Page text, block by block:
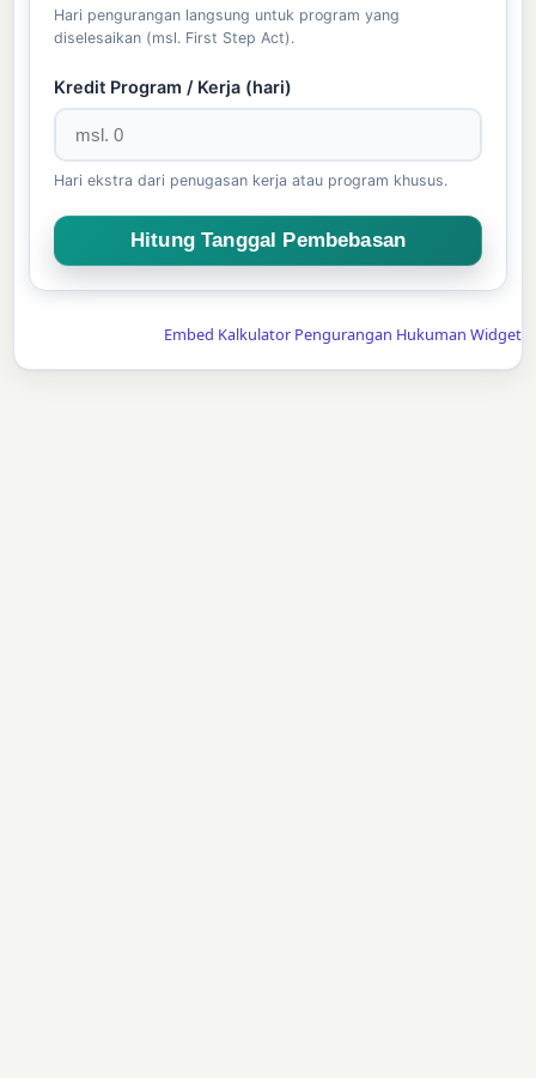
Hari pengurangan langsung untuk program yang
diselesaikan (msl. First Step Act).
Kredit Program / Kerja (hari)
Hari ekstra dari penugasan kerja atau program khusus.
Embed Kalkulator Pengurangan Hukuman Widget